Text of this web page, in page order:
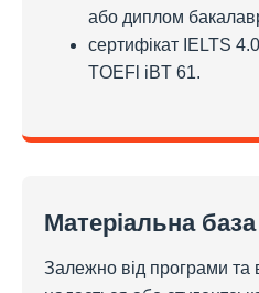
або диплом
сертифікат IELTS
TOEFl iBT 61.
Матеріальна база
Залежно від програми та